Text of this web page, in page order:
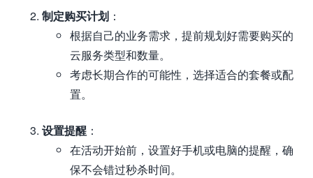
制定购买计划 ：
根据自己的业务需求，提前规划好需要购买的
云服务类型和数量。
考虑长期合作的可能性，选择适合的套餐或配
置。
设置提醒 ：
在活动开始前，设置好手机或电脑的提醒，确
保不会错过秒杀时间。